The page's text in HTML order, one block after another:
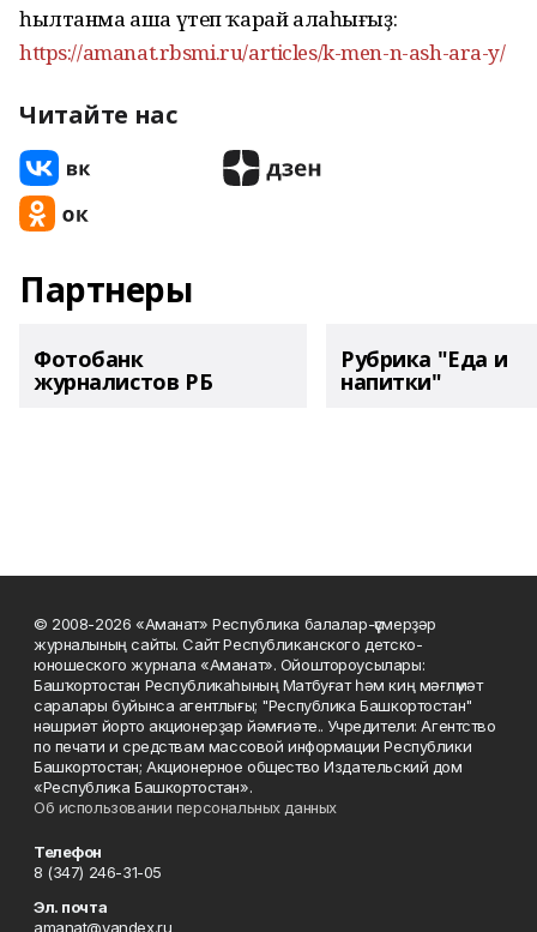
һылтанма аша үтеп ҡарай алаһығыҙ:
https://amanat.rbsmi.ru/articles/k-men-n-ash-ara-y/
Читайте нас
Партнеры
Фотобанк
журналистов РБ
Рубрика "Еда и
напитки"
© 2008-2026 «Аманат» Республика балалар-үҫмерҙәр
журналының сайты. Сайт Республиканского детско-
юношеского журнала «Аманат». Ойоштороусылары:
Башҡортостан Республикаһының Матбуғат һәм киң мәғлүмәт
саралары буйынса агентлығы; "Республика Башкортостан"
нәшриәт йорто акционерҙар йәмғиәте.. Учредители: Агентство
по печати и средствам массовой информации Республики
Башкортостан; Акционерное общество Издательский дом
«Республика Башкортостан».
Об использовании персональных данных
Телефон
8 (347) 246-31-05
Эл. почта
amanat@yandex.ru